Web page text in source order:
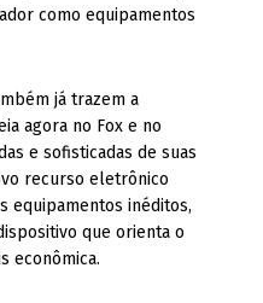
como equipamentos
já trazem a
agora no Fox e no
e sofisticadas de suas
recurso eletrônico
equipamentos inéditos,
que orienta o
econômica.